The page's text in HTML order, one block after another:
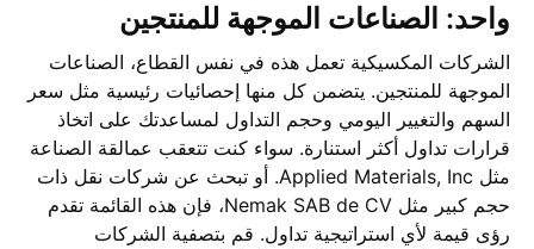
واحد: الصناعات الموجهة للمنتجين
الشركات المكسيكية تعمل هذه في نفس القطاع، الصناعات
الموجهة للمنتجين. يتضمن كل منها إحصائيات رئيسية مثل سعر
السهم والتغيير اليومي وحجم التداول لمساعدتك على اتخاذ
قرارات تداول أكثر استنارة. سواء كنت تتعقب عمالقة الصناعة
مثل Applied Materials, Inc. أو تبحث عن شركات نقل ذات
حجم كبير مثل Nemak SAB de CV، فإن هذه القائمة تقدم
رؤى قيمة لأي استراتيجية تداول. قم بتصفية الشركات